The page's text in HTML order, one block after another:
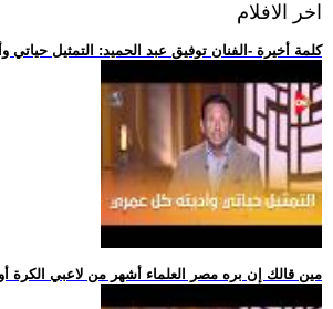
اخر الافلام
.. كلمة أخيرة -الفنان توفيق عبد الحميد: التمثيل حياتي
.. مين قالك إن بره مصر العلماء أشهر من لاعبي الكرة أو